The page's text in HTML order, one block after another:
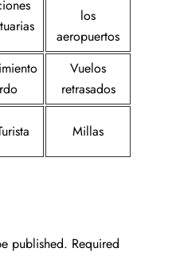
los
aeropuertos
Vuelos
retrasados
Millas
published. Required